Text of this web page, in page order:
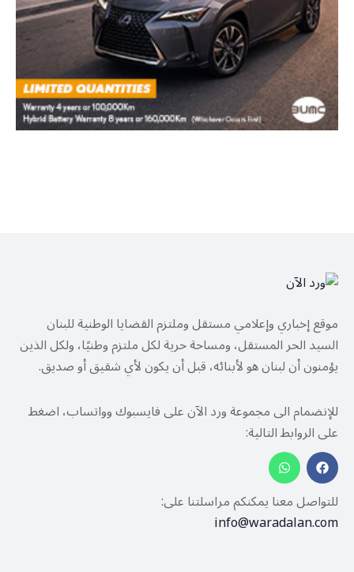
موقع إخباري وإعلامي مستقل وملتزم القضايا الوطنية للبنان
السيد الحر المستقل، ومساحة حرية لكل ملتزم وطنيًا، ولكل الذين
يؤمنون أن لبنان هو لأبنائه، قبل أن يكون لأي شقيق أو صديق.
للإنضمام الى مجموعة ورد الآن على فايسبوك وواتساب، اضغط
على الروابط التالية:
للتواصل معنا يمكنكم مراسلتنا على:
info@waradalan.com